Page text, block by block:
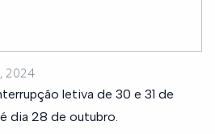
2024
letiva de 30 e 31 de
dia 28 de outubro.